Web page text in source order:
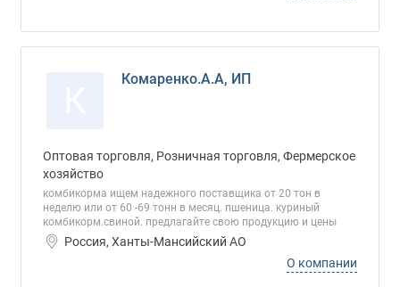
Комаренко.А.А, ИП
Оптовая торговля, Розничная торговля, Фермерское
хозяйство
комбикорма ищем надежного поставщика от 20 тон в
неделю или от 60 -69 тонн в месяц. пшеница. куриный
комбикорм.свиной. предлагайте свою продукцию и цены
Россия, Ханты-Мансийский АО
О компании